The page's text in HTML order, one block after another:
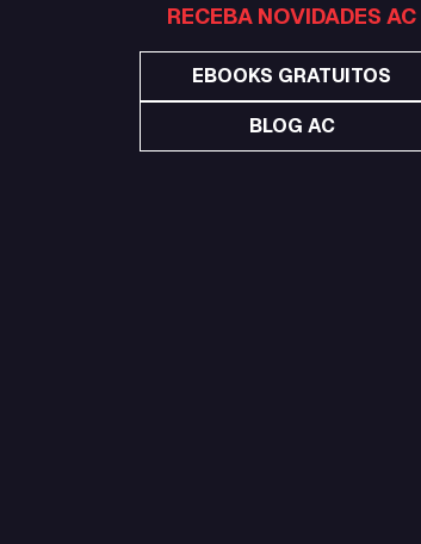
RECEBA NOVIDADES AC
EBOOKS GRATUITOS
BLOG AC